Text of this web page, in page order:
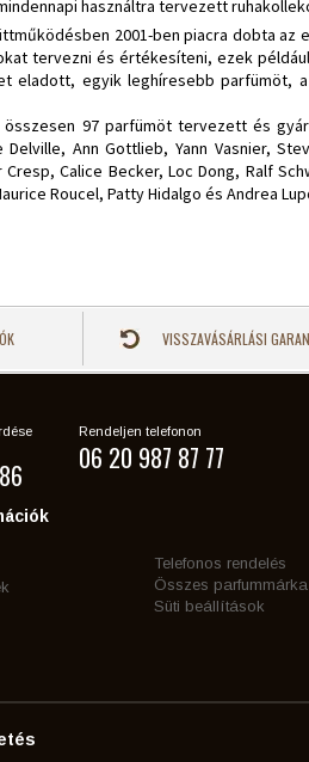
használtra tervezett
2001-ben piacra dobta az
tervezni és értékesíteni, ezek
eladott, egyik leghíresebb parfümöt,
összesen 97 parfümöt tervezett és
Ann Gottlieb, Yann Vasnier,
Calice Becker, Loc Dong, Ralf
Roucel, Patty Hidalgo és Andrea
VISSZAVÁSÁRLÁSI
Rendeljen telefonon
06 20 987 87 77
Telefonos rendelés
Összes parfummárka
Süti beállítások